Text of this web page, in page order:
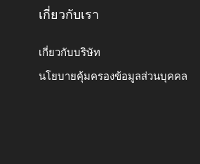
เกี่ยวกับเรา
เกี่ยวกับบริษัท
นโยบายคุ้มครองข้อมูลส่วนบุคคล